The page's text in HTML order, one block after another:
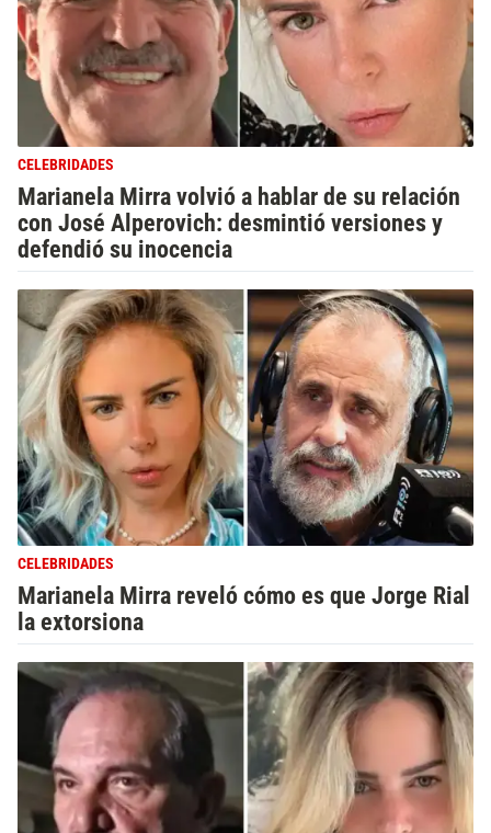
CELEBRIDADES
Marianela Mirra volvió a hablar de su relación
con José Alperovich: desmintió versiones y
defendió su inocencia
CELEBRIDADES
Marianela Mirra reveló cómo es que Jorge Rial
la extorsiona